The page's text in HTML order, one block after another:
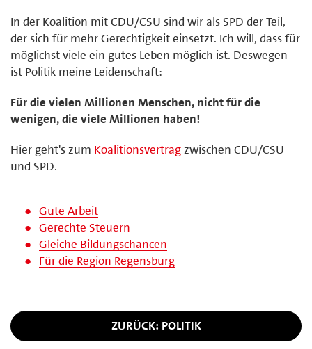
In der Koalition mit CDU/CSU sind wir als SPD der Teil,
der sich für mehr Gerechtigkeit einsetzt. Ich will, dass für
möglichst viele ein gutes Leben möglich ist. Deswegen
ist Politik meine Leidenschaft:
Für die vielen Millionen Menschen, nicht für die
wenigen, die viele Millionen haben!
Hier geht's zum Koalitionsvertragzwischen CDU/CSU
und SPD.
Gute Arbeit
Gerechte Steuern
Gleiche Bildungschancen
Für die Region Regensburg
ZURÜCK: POLITIK